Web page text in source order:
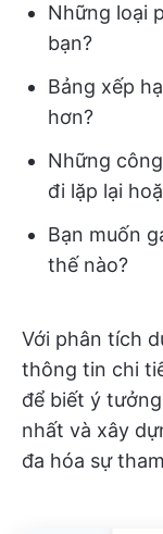
Những loại
bạn?
Bảng xếp
hơn?
Những
đi lặp lại
Bạn muốn
thế nào?
Với phân tích
thông tin chi
để biết ý
nhất và xây
đa hóa sự